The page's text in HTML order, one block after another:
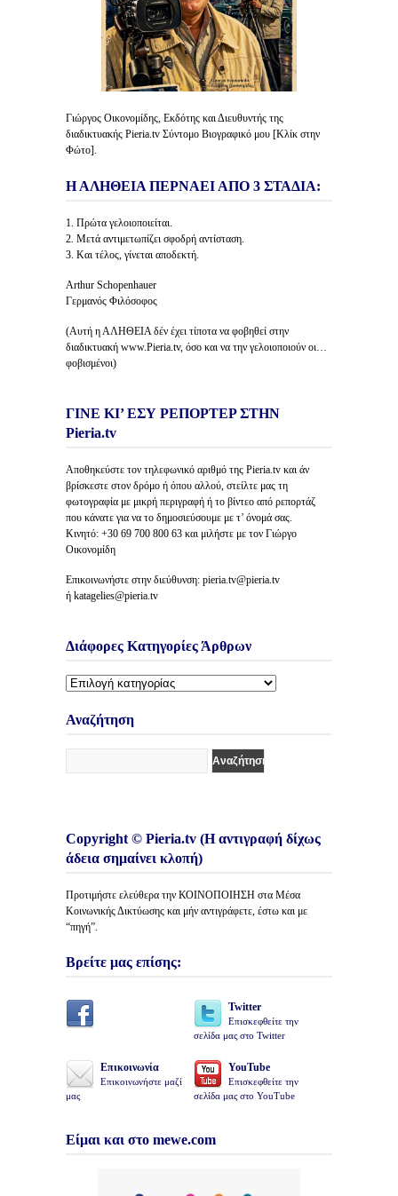
Γιώργος Οικονομίδης, Εκδότης και Διευθυντής της
διαδικτυακής Pieria.tv Σύντομο Βιογραφικό μου [Κλίκ στην
Φώτο].
Η ΑΛΗΘΕΙΑ ΠΕΡΝΑΕΙ ΑΠΟ 3 ΣΤΑΔΙΑ:
1. Πρώτα γελοιοποιείται.
2. Μετά αντιμετωπίζει σφοδρή αντίσταση.
3. Και τέλος, γίνεται αποδεκτή.
Arthur Schopenhauer
Γερμανός Φιλόσοφος
(Αυτή η ΑΛΗΘΕΙΑ δέν έχει τίποτα να φοβηθεί στην
διαδικτυακή www.Pieria.tv, όσο και να την γελοιοποιούν οι…
φοβισμένοι)
ΓΙΝΕ ΚΙ’ ΕΣΥ ΡΕΠΟΡΤΕΡ ΣΤΗΝ
Pieria.tv
Αποθηκεύστε τον τηλεφωνικό αριθμό της Pieria.tv και άν
βρίσκεστε στον δρόμο ή όπου αλλού, στείλτε μας τη
φωτογραφία με μικρή περιγραφή ή το βίντεο από ρεπορτάζ
που κάνατε για να το δημοσιεύσουμε με τ’ όνομά σας.
Κινητό: +30 69 700 800 63 και μιλήστε με τον Γιώργο
Οικονομίδη
Επικοινωνήστε στην διεύθυνση: pieria.tv@pieria.tv
ή katagelies@pieria.tv
Διάφορες Κατηγορίες Άρθρων
Διάφορες
Άρθρων
Αναζήτηση
Copyright © Pieria.tv (Η αντιγραφή δίχως
άδεια σημαίνει κλοπή)
Προτιμήστε ελεύθερα την ΚΟΙΝΟΠΟΙΗΣΗ στα Μέσα
Κοινωνικής Δικτύωσης και μήν αντιγράφετε, έστω και με
“πηγή”.
Βρείτε μας επίσης:
Twitter
Επισκεφθείτε την
σελίδα μας στο Twitter
Επικοινωνία
Επικοινωνήστε μαζί
μας
YouTube
Επισκεφθείτε την
σελίδα μας στο YouTube
Είμαι και στο mewe.com